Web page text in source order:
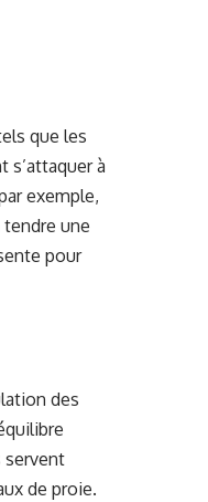
que les
s’attaquer à
exemple,
une
pour
des
servent
de proie.